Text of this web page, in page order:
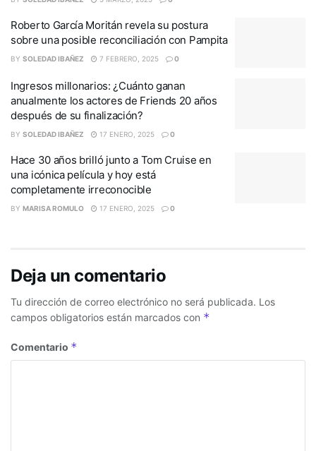
Roberto García Moritán revela su postura
sobre una posible reconciliación con Pampita
BY SOLEDAD IBAÑEZ 7 FEBRERO, 2025 0
Ingresos millonarios: ¿Cuánto ganan
anualmente los actores de Friends 20 años
después de su finalización?
BY SOLEDAD IBAÑEZ 17 ENERO, 2025 0
Hace 30 años brilló junto a Tom Cruise en
una icónica película y hoy está
completamente irreconocible
BY MARISA ROMULO 17 ENERO, 2025 0
Deja un comentario
Tu dirección de correo electrónico no será publicada. Los
campos obligatorios están marcados con *
Comentario *